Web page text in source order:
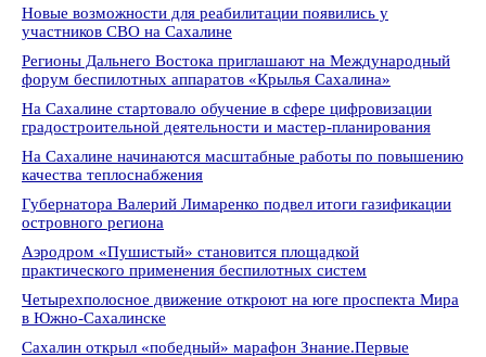
Новые возможности для реабилитации появились у
участников СВО на Сахалине
Регионы Дальнего Востока приглашают на Международный
форум беспилотных аппаратов «Крылья Сахалина»
На Сахалине стартовало обучение в сфере цифровизации
градостроительной деятельности и мастер-планирования
На Сахалине начинаются масштабные работы по повышению
качества теплоснабжения
Губернатора Валерий Лимаренко подвел итоги газификации
островного региона
Аэродром «Пушистый» становится площадкой
практического применения беспилотных систем
Четырехполосное движение откроют на юге проспекта Мира
в Южно-Сахалинске
Сахалин открыл «победный» марафон Знание.Первые